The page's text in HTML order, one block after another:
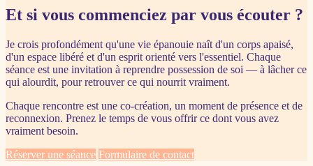
Et si vous commenciez par vous écouter ?
Je crois profondément qu'une vie épanouie naît d'un corps apaisé,
d'un espace libéré et d'un esprit orienté vers l'essentiel. Chaque
séance est une invitation à reprendre possession de soi — à lâcher ce
qui alourdit, pour retrouver ce qui nourrit vraiment.
Chaque rencontre est une co-création, un moment de présence et de
reconnexion. Prenez le temps de vous offrir ce dont vous avez
vraiment besoin.
Réserver une séance Formulaire de contact